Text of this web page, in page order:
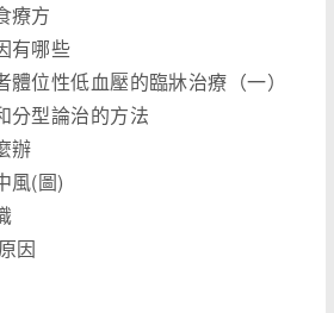
療方
有哪些
體位性低血壓的臨牀治療（一）
分型論治的方法
辦
風(圖)
因